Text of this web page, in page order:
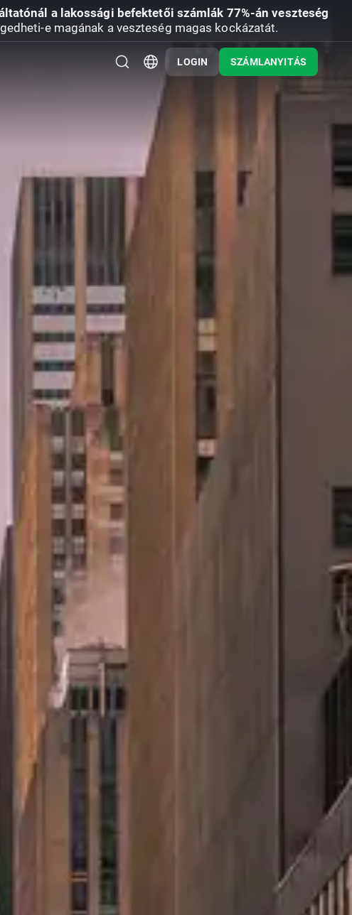
a lakossági befektetői számlák 77%-án veszteség
e magának a veszteség magas kockázatát.
LOGIN SZÁMLANYITÁS